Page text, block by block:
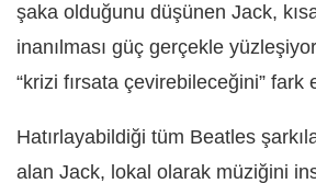
şaka olduğunu düşünen Jack,
inanılması güç gerçekle
“krizi fırsata çevirebileceğini” fark
Hatırlayabildiği tüm Beatles
alan Jack, lokal olarak müziğini